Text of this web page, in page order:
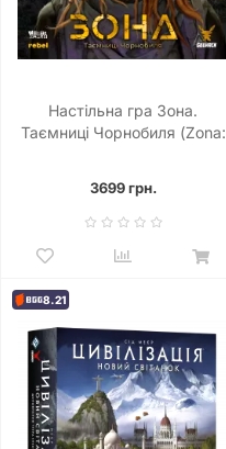
Настільна гра Зона.
Таємниці Чорнобиля (Zona:
3699 грн.
8.21